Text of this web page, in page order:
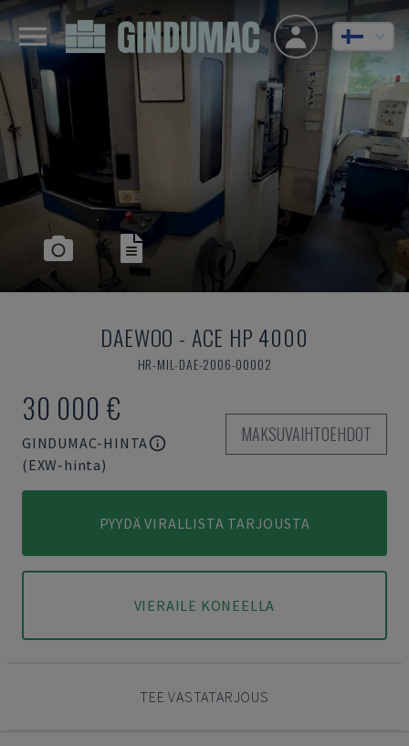
DAEWOO - ACE HP 4000
HR-MIL-DAE-2006-00002
30 000 €
GINDUMAC-HINTA
(EXW-hinta)
MAKSUVAIHTOEHDOT
PYYDÄ VIRALLISTA TARJOUSTA
VIERAILE KONEELLA
TEE VASTATARJOUS